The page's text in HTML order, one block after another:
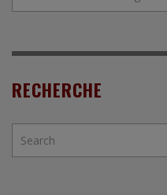
RECHERCHE